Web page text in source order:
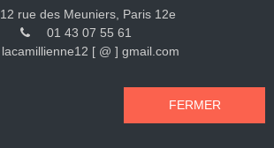
12 rue des Meuniers, Paris 12e
01 43 07 55 61
lacamillienne12 [ @ ] gmail.com
FERMER